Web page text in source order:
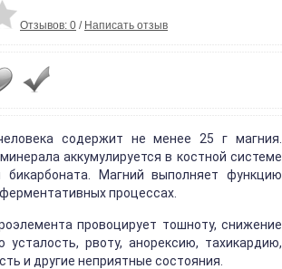
Отзывов: 0 / Написать отзыв
содержит не менее 25 г магния.
аккумулируется в костной системе
Магний выполняет функцию
процессах.
провоцирует тошноту, снижение
усталость, рвоту, анорексию, тахикардию,
и другие неприятные состояния.